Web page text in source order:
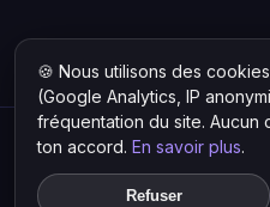
Retour à MAÏZY
Hit Lokal·L'actu rap &
© 2026 — Tous droits
cookies
🍪 Nous utilisons des
(Google Analytics, IP
fréquentation du site.
ton accord. En savoir plus.
Refuser